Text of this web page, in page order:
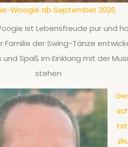
Woogie ab September 2026
ist Lebensfreude pur und
Familie der Swing-Tänze
und Spaß im Einklang mit der
stehen